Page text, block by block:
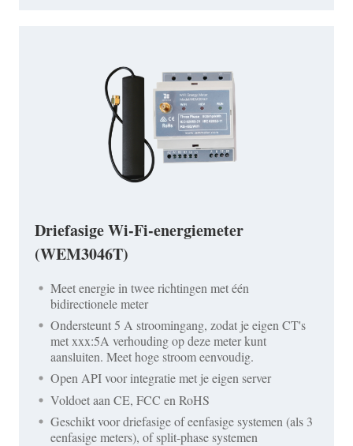
Driefasige Wi-Fi-energiemeter
(WEM3046T)
Meet energie in twee richtingen met één
bidirectionele meter
Ondersteunt 5 A stroomingang, zodat je eigen CT's
met xxx:5A verhouding op deze meter kunt
aansluiten. Meet hoge stroom eenvoudig.
Open API voor integratie met je eigen server
Voldoet aan CE, FCC en RoHS
Geschikt voor driefasige of eenfasige systemen (als 3
eenfasige meters), of split-phase systemen